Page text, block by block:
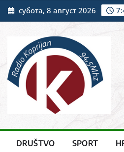
Skip
to
субота, 8 август 2026
DRUŠTVO SPORT